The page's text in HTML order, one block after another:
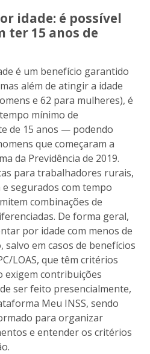
idade: é possível
ter 15 anos de
é um benefício garantido
além de atingir a idade
e 62 para mulheres), é
mínimo de
de 15 anos — podendo
que começaram a
da Previdência de 2019.
para trabalhadores rurais,
e segurados com tempo
combinações de
De forma geral,
por idade com menos de
salvo em casos de benefícios
LOAS, que têm critérios
exigem contribuições
ser feito presencialmente,
Meu INSS, sendo
para organizar
e entender os critérios